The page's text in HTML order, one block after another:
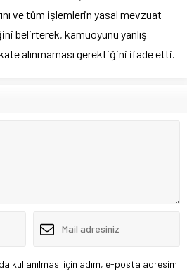
ve tüm işlemlerin yasal mevzuat
belirterek, kamuoyunu yanlış
alınmaması gerektiğini ifade etti.
kullanılması için adım, e-posta adresim